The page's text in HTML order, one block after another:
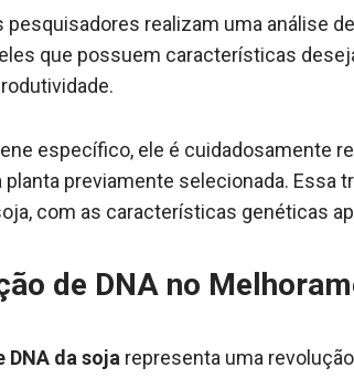
pesquisadores realizam uma análise
que possuem características
específico, ele é cuidadosamente
planta previamente selecionada. Essa
com as características genéticas
de DNA no
DNA da soja representa uma